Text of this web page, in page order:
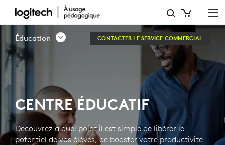
CENTRE
ÉDUCATIF
Éducation CONTACTER LE SERVICE COMMERCIAL
CENTRE ÉDUCATIF
Découvrez à quel point il est simple de libérer le
potentiel de vos élèves, de booster votre productivité